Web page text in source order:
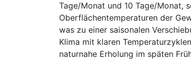
Tage/Monat und 10 Tage/Monat,
Oberflächentemperaturen der
was zu einer saisonalen
Klima mit klaren
naturnahe Erholung im späten